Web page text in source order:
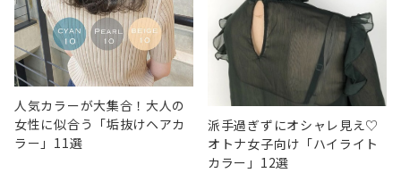
人気カラーが大集合！大人の
女性に似合う「垢抜けヘアカ
ラー」11選
派手過ぎずにオシャレ見え♡
オトナ女子向け「ハイライト
カラー」12選